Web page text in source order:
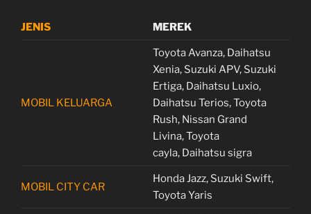
JENIS MEREK
MOBIL KELUARGA
Toyota Avanza, Daihatsu
Xenia, Suzuki APV, Suzuki
Ertiga, Daihatsu Luxio,
Daihatsu Terios, Toyota
Rush, Nissan Grand
Livina, Toyota
cayla, Daihatsu sigra
MOBIL CITY CAR
Honda Jazz, Suzuki Swift,
Toyota Yaris